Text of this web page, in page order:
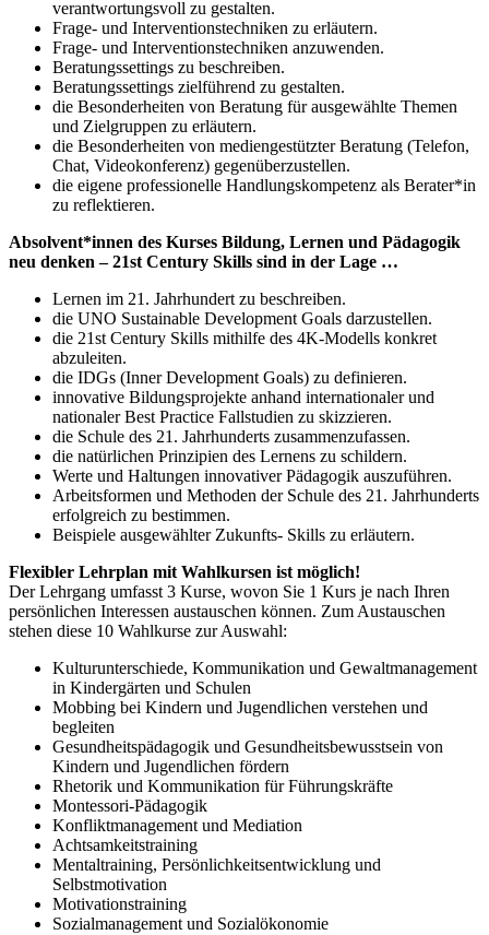
verantwortungsvoll zu gestalten.
Frage- und Interventionstechniken zu erläutern.
Frage- und Interventionstechniken anzuwenden.
Beratungssettings zu beschreiben.
Beratungssettings zielführend zu gestalten.
die Besonderheiten von Beratung für ausgewählte Themen
und Zielgruppen zu erläutern.
die Besonderheiten von mediengestützter Beratung (Telefon,
Chat, Videokonferenz) gegenüberzustellen.
die eigene professionelle Handlungskompetenz als Berater*in
zu reflektieren.
Absolvent*innen des Kurses Bildung, Lernen und Pädagogik
neu denken – 21st Century Skills sind in der Lage …
Lernen im 21. Jahrhundert zu beschreiben.
die UNO Sustainable Development Goals darzustellen.
die 21st Century Skills mithilfe des 4K-Modells konkret
abzuleiten.
die IDGs (Inner Development Goals) zu definieren.
innovative Bildungsprojekte anhand internationaler und
nationaler Best Practice Fallstudien zu skizzieren.
die Schule des 21. Jahrhunderts zusammenzufassen.
die natürlichen Prinzipien des Lernens zu schildern.
Werte und Haltungen innovativer Pädagogik auszuführen.
Arbeitsformen und Methoden der Schule des 21. Jahrhunderts
erfolgreich zu bestimmen.
Beispiele ausgewählter Zukunfts- Skills zu erläutern.
Flexibler Lehrplan mit Wahlkursen ist möglich!
Der Lehrgang umfasst 3 Kurse, wovon Sie 1 Kurs je nach Ihren
persönlichen Interessen austauschen können. Zum Austauschen
stehen diese 10 Wahlkurse zur Auswahl:
Kulturunterschiede, Kommunikation und Gewaltmanagement
in Kindergärten und Schulen
Mobbing bei Kindern und Jugendlichen verstehen und
begleiten
Gesundheitspädagogik und Gesundheitsbewusstsein von
Kindern und Jugendlichen fördern
Rhetorik und Kommunikation für Führungskräfte
Montessori-Pädagogik
Konfliktmanagement und Mediation
Achtsamkeitstraining
Mentaltraining, Persönlichkeitsentwicklung und
Selbstmotivation
Motivationstraining
Sozialmanagement und Sozialökonomie